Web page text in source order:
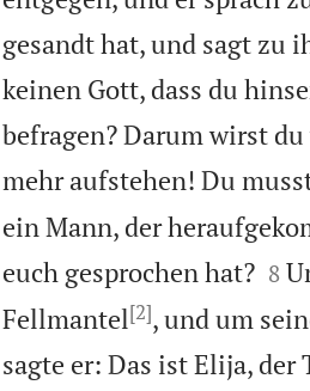
gesandt hat, und sagt zu
keinen Gott, dass du
befragen? Darum wirst
mehr aufstehen! Du
ein Mann, der
euch gesprochen hat?
8
Fellmantel[2], und um
sagte er: Das ist Elija, der